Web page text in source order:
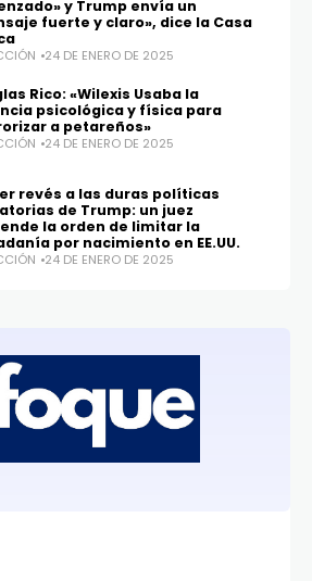
y Trump envía un
fuerte y claro», dice la Casa
24 DE ENERO DE 2025
Rico: «Wilexis Usaba la
psicológica y física para
a petareños»
24 DE ENERO DE 2025
revés a las duras políticas
de Trump: un juez
la orden de limitar la
por nacimiento en EE.UU.
24 DE ENERO DE 2025